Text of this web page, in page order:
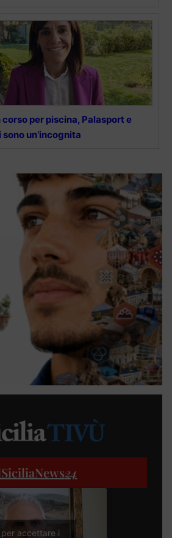
per piscina, Palasport e
un’incognita
24
per accettare i